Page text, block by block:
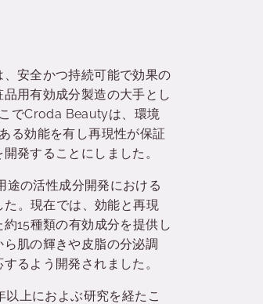
安全かつ持続可能で効果の
用有効成分製造の大手とし
でCroda Beautyは、環境
る効能を有し再現性が保証
発することにしました。
の活性成分開発における
。現在では、効能と再現
15種類の有効成分を提供し
肌の輝きや皮脂の分泌調
るよう開発されました。
上におよぶ研究を経たこ